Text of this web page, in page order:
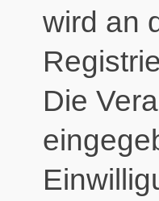
wird an
Die